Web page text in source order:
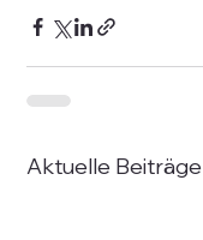
Aktuelle Beiträge